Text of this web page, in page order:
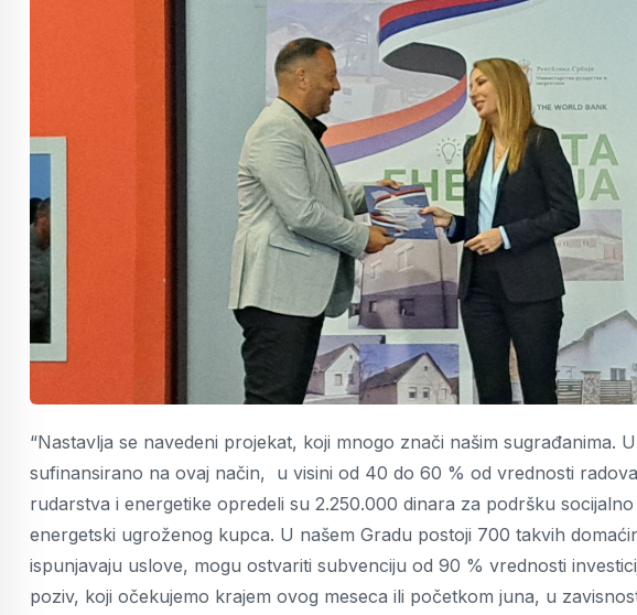
“Nastavlja se navedeni projekat, koji mnogo znači našim sugrađanima.
sufinansirano na ovaj način, u visini od 40 do 60 % od vrednosti
rudarstva i energetike opredeli su 2.250.000 dinara za podršku
energetski ugroženog kupca. U našem Gradu postoji 700 takvih
ispunjavaju uslove, mogu ostvariti subvenciju od 90 % vrednosti
poziv, koji očekujemo krajem ovog meseca ili početkom juna, u